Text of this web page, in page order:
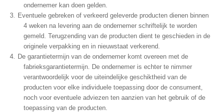
ondernemer kan doen gelden.
Eventuele gebreken of verkeerd geleverde producten dienen binnen
4 weken na levering aan de ondernemer schriftelijk te worden
gemeld. Terugzending van de producten dient te geschieden in de
originele verpakking en in nieuwstaat verkerend.
De garantietermijn van de ondernemer komt overeen met de
fabrieksgarantietermijn. De ondernemer is echter te nimmer
verantwoordelijk voor de uiteindelijke geschiktheid van de
producten voor elke individuele toepassing door de consument,
noch voor eventuele adviezen ten aanzien van het gebruik of de
toepassing van de producten.